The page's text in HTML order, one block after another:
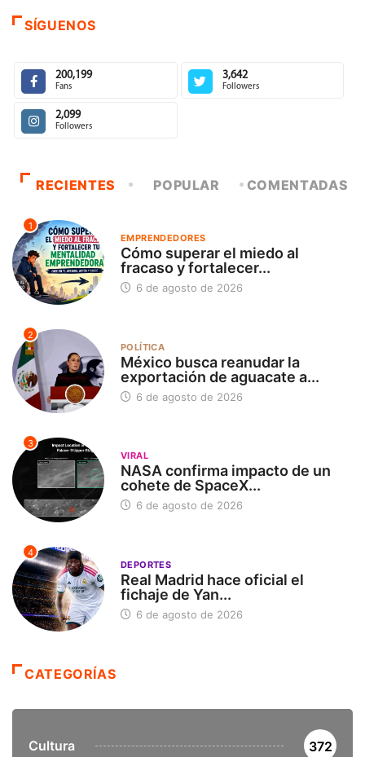
SÍGUENOS
200,199
Fans
3,642
Followers
2,099
Followers
RECIENTES POPULAR COMENTADAS
1
EMPRENDEDORES
Cómo superar el miedo al
fracaso y fortalecer...
6 de agosto de 2026
2
POLÍTICA
México busca reanudar la
exportación de aguacate a...
6 de agosto de 2026
3
VIRAL
NASA confirma impacto de un
cohete de SpaceX...
6 de agosto de 2026
4
DEPORTES
Real Madrid hace oficial el
fichaje de Yan...
6 de agosto de 2026
CATEGORÍAS
Cultura 372